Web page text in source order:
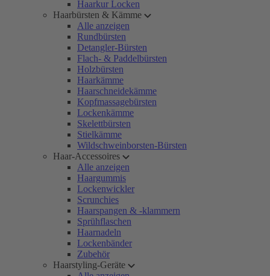
Haarkur Locken
Haarbürsten & Kämme
Alle anzeigen
Rundbürsten
Detangler-Bürsten
Flach- & Paddelbürsten
Holzbürsten
Haarkämme
Haarschneidekämme
Kopfmassagebürsten
Lockenkämme
Skelettbürsten
Stielkämme
Wildschweinborsten-Bürsten
Haar-Accessoires
Alle anzeigen
Haargummis
Lockenwickler
Scrunchies
Haarspangen & -klammern
Sprühflaschen
Haarnadeln
Lockenbänder
Zubehör
Haarstyling-Geräte